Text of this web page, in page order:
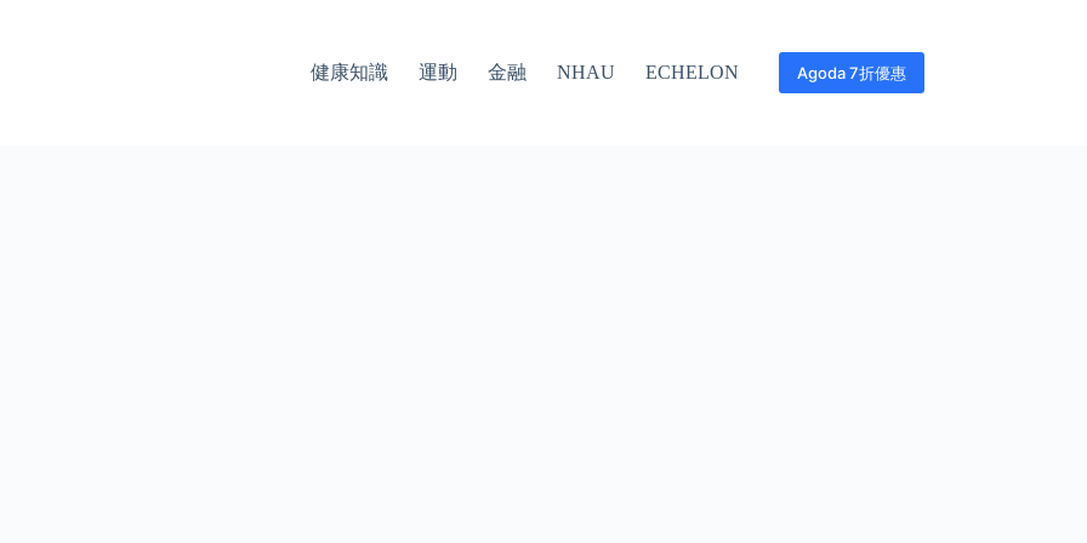
健康知識 運動 金融 NHAU ECHELON Agoda 7折優惠